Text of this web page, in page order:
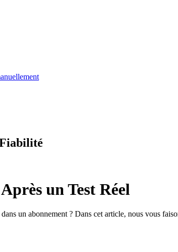
un Test Réel
un abonnement ? Dans cet article, nous vous